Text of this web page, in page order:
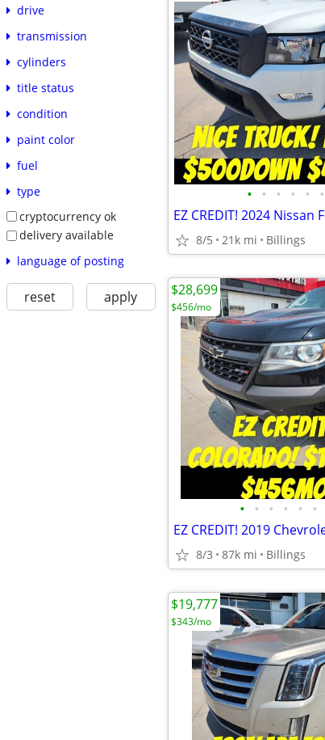
drive
transmission
cylinders
title status
condition
paint color
fuel
type
cryptocurrency ok
delivery available
language of posting
reset apply
• • • • • •
8/5 21k mi Billings
• • • • • •
8/3 87k mi Billings
$28,699
$456/mo
$19,777
$343/mo